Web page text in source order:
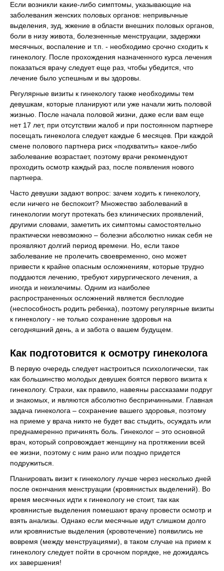
Если возникли какие-либо симптомы, указывающие на
заболевания женских половых органов: непривычные
выделения, зуд, жжение в области внешних половых органов,
боли в низу живота, болезненные менструации, задержки
месячных, воспаление и т.п. - необходимо срочно сходить к
гинекологу. После прохождения назначенного курса лечения
показаться врачу следует еще раз, чтобы убедится, что
лечение было успешным и вы здоровы.
Регулярные визиты к гинекологу также необходимы тем
девушкам, которые планируют или уже начали жить половой
жизнью. После начала половой жизни, даже если вам еще
нет 17 лет, при отсутствии жалоб и при постоянном партнере
посещать гинеколога следует каждые 6 месяцев. При каждой
смене полового партнера риск «подхватить» какое-либо
заболевание возрастает, поэтому врачи рекомендуют
проходить осмотр каждый раз, после появления нового
партнера.
Часто девушки задают вопрос: зачем ходить к гинекологу,
если ничего не беспокоит? Множество заболеваний в
гинекологии могут протекать без клинических проявлений,
другими словами, заметить их симптомы самостоятельно
практически невозможно – болезни абсолютно никак себя не
проявляют долгий период времени. Но, если такое
заболевание не пролечить своевременно, оно может
привести к крайне опасным осложнениям, которые трудно
поддаются лечению, требуют хирургического лечения, а
иногда и неизлечимы. Одним из наиболее
распространенных осложнений является бесплодие
(неспособность родить ребенка), поэтому регулярные визиты
к гинекологу - не только сохранение здоровья на
сегодняшний день, а и забота о вашем будущем.
Как подготовится к осмотру гинеколога
В первую очередь следует настроиться психологически, так
как большинство молодых девушек боятся первого визита к
гинекологу. Страхи, как правило, навеяны рассказами подруг
и знакомых, и являются абсолютно беспричинными. Главная
задача гинеколога – сохранение вашего здоровья, поэтому
на приеме у врача никто не будет вас стыдить, осуждать или
преднамеренно причинять боль. Гинеколог – это основной
врач, который сопровождает женщину на протяжении всей
ее жизни, поэтому с ним рано или поздно придется
подружиться.
Планировать визит к гинекологу лучше через несколько дней
после окончания менструации (кровянистых выделений). Во
время месячных идти к гинекологу не стоит, так как
кровянистые выделения помешают врачу провести осмотр и
взять анализы. Однако если месячные идут слишком долго
или кровянистые выделения (кровотечение) появились не
вовремя (между менструациями), в таком случае на прием к
гинекологу следует пойти в срочном порядке, не дожидаясь
их завершения!